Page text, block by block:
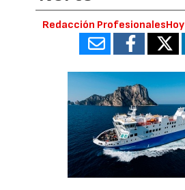
Redacción ProfesionalesHoy